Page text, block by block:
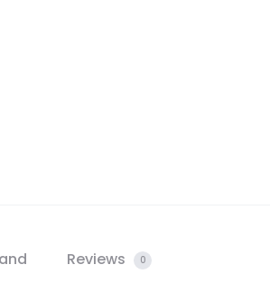
Reviews 0